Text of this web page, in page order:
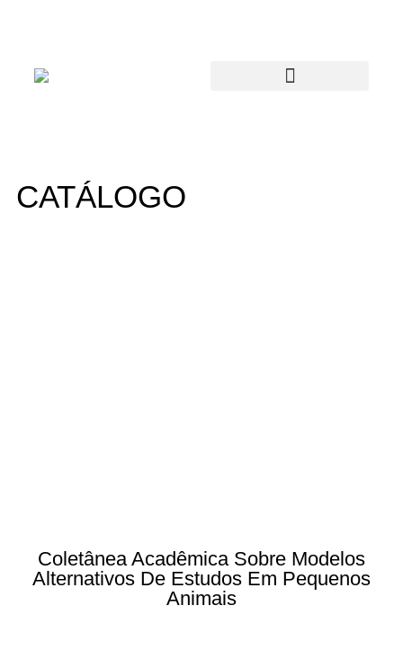
CATÁLOGO
Coletânea Acadêmica Sobre Modelos
Alternativos De Estudos Em Pequenos
Animais